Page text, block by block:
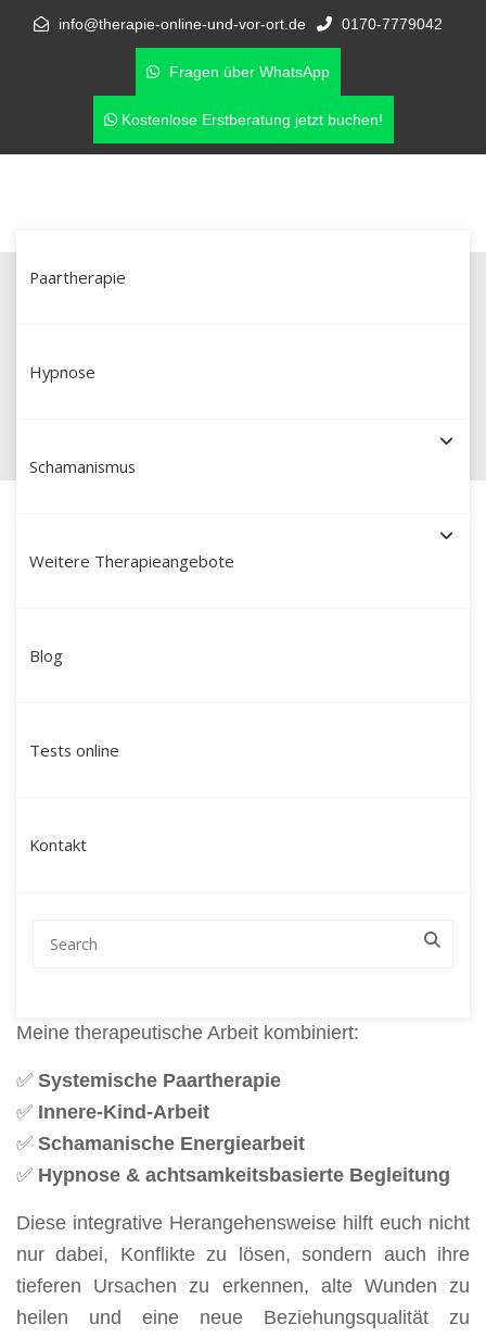
info@therapie-online-und-vor-ort.de 0170-7779042
Fragen über WhatsApp
Kostenlose Erstberatung jetzt buchen!
Paartherapie
Hypnose
Schamanismus
Weitere Therapieangebote
Blog
Tests online
Kontakt
Paartherapie in Luckenwalde &
Lebensphasen – mit einem Ansatz, der Herz,
Meine therapeutische Arbeit kombiniert:
✅ Systemische Paartherapie
✅ Innere-Kind-Arbeit
✅ Schamanische Energiearbeit
✅ Hypnose & achtsamkeitsbasierte Begleitung
Diese integrative Herangehensweise hilft euch nicht
nur dabei, Konflikte zu lösen, sondern auch ihre
tieferen Ursachen zu erkennen, alte Wunden zu
heilen und eine neue Beziehungsqualität zu